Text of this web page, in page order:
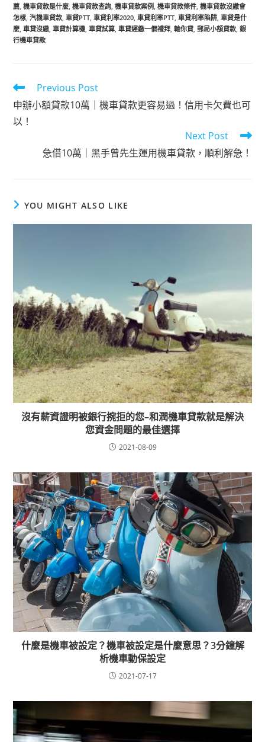
薦 機車貸款是什麼 機車貸款查詢 機車貸款案例 機車貸款條件 機車貸款沒繳會
怎樣 汽機車貸款 車貸PTT 車貸利率2020 車貸利率PTT 車貸利率陷阱 車貸是什
麼 車貸沒繳 車貸計算機 車貸試算 車貸遲繳一個禮拜 輪你貸 郵局小額貸款 銀
行機車貸款
Previous Post
申辦小額貸款10萬｜機車貸款更容易過！信用卡欠費也可
以！
Next Post
急借10萬｜黑手曾先生運用機車貸款，順利解急！
YOU MIGHT ALSO LIKE
沒有薪資證明被銀行捥拒的您–和潤機車貸款就是解決
您資金問題的最佳選擇
2021-08-09
什麼是機車被設定？機車被設定是什麼意思？3分鐘解
析機車動保設定
2021-07-17